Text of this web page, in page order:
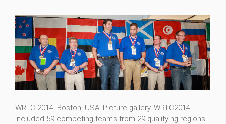
FT5ZM expedition photos. Whether you are an amateur
radio operator hoping to contact a new country or a